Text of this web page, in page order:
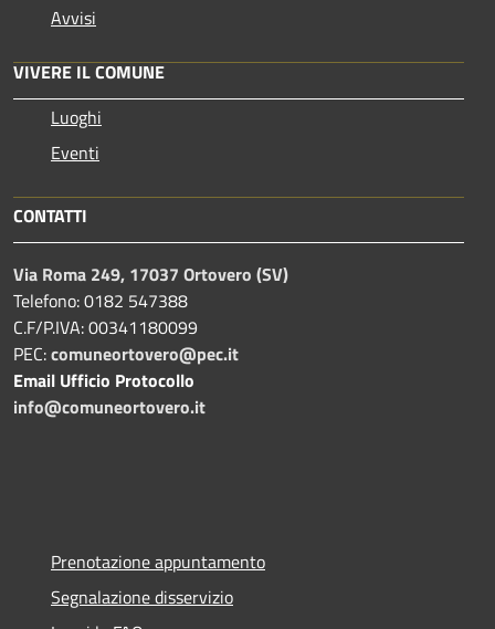
Avvisi
VIVERE IL COMUNE
Luoghi
Eventi
CONTATTI
Via Roma 249, 17037 Ortovero (SV)
Telefono: 0182 547388
C.F/P.IVA: 00341180099
PEC:comuneortovero@pec.it
Email Ufficio Protocollo
info@comuneortovero.it
Prenotazione appuntamento
Segnalazione disservizio